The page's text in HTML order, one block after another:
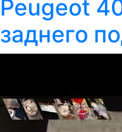
Peugeot
заднего